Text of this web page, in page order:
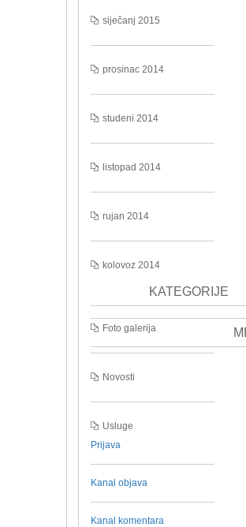
siječanj 2015
prosinac 2014
studeni 2014
listopad 2014
rujan 2014
kolovoz 2014
KATEGORIJE
Foto galerija
Novosti
Usluge
Prijava
Kanal objava
Kanal komentara